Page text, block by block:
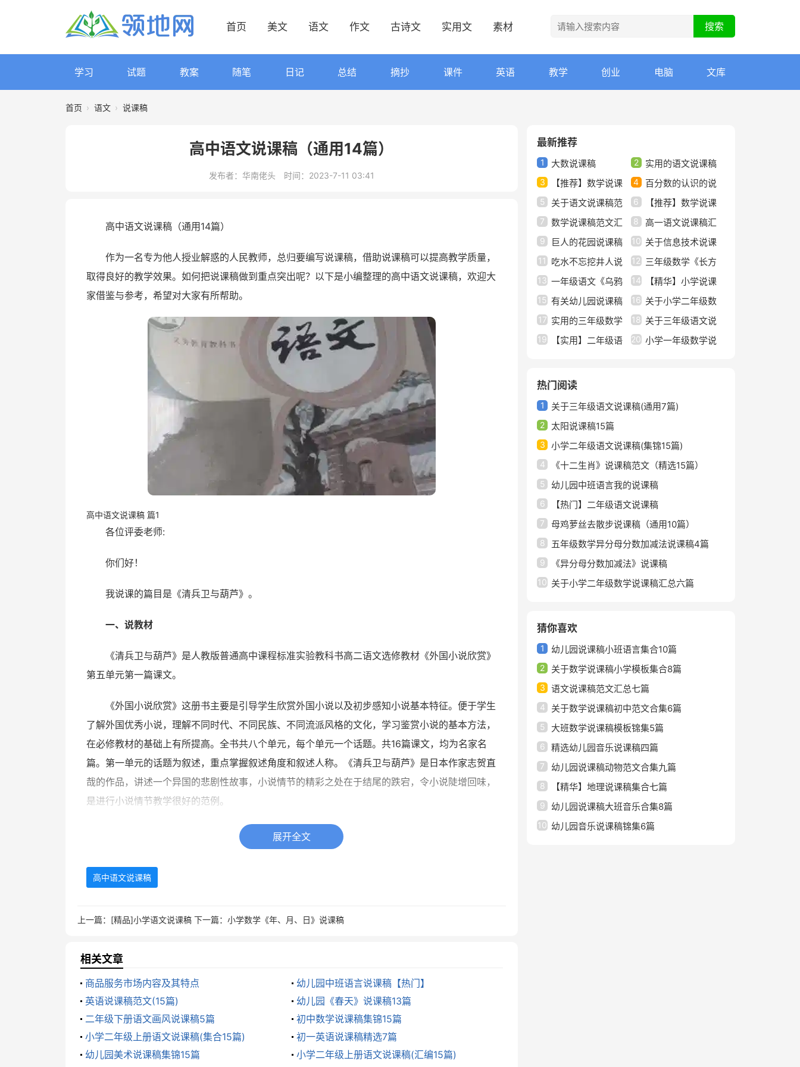
首页 美文 语文 作文 古诗文 实用文 素材
学习 试题 教案 随笔 日记 总结 摘抄 课件 英语 教学 创业 电脑 文库
首页 › 语文 › 说课稿
高中语文说课稿（通用14篇）
发布者：华南佬头 时间：2023-7-11 03:41
高中语文说课稿（通用14篇）
作为一名专为他人授业解惑的人民教师，总归要编写说课稿，借助说课稿可以提高教学质量，
取得良好的教学效果。如何把说课稿做到重点突出呢？以下是小编整理的高中语文说课稿，欢迎大
家借鉴与参考，希望对大家有所帮助。
高中语文说课稿 篇1
各位评委老师:
你们好！
我说课的篇目是《清兵卫与葫芦》。
一、说教材
《清兵卫与葫芦》是人教版普通高中课程标准实验教科书高二语文选修教材《外国小说欣赏》
第五单元第一篇课文。
《外国小说欣赏》这册书主要是引导学生欣赏外国小说以及初步感知小说基本特征。便于学生
了解外国优秀小说，理解不同时代、不同民族、不同流派风格的文化，学习鉴赏小说的基本方法，
在必修教材的基础上有所提高。全书共八个单元，每个单元一个话题。共16篇课文，均为名家名
篇。第一单元的话题为叙述，重点掌握叙述角度和叙述人称。《清兵卫与葫芦》是日本作家志贺直
哉的作品，讲述一个异国的悲剧性故事，小说情节的精彩之处在于结尾的跌宕，令小说陡增回味，
是进行小说情节教学很好的范例。
家及其国别和代表作
普通高中《语文课程标准》（实验）中要求：1、培养学生阅读小说的兴趣，提高文学修养。
言，深入领会作品内涵，把握人物性格特征，5、注意从不同角度和层面解读小说；6、倡导自
主、合作、探究的学习方式。
教学参考书中确定的第五单元教学目标：
1、领会作品的内容与题旨
2、理解故事与情节的关系，认识情节生发的途径及效果；
展开全文
高中语文说课稿
上一篇： [精品]小学语文说课稿 下一篇： 小学数学《年、月、日》说课稿
相关文章
商品服务市场内容及其特点
幼儿园中班语言说课稿【热门】
英语说课稿范文(15篇)
幼儿园《春天》说课稿13篇
二年级下册语文画风说课稿5篇
初中数学说课稿集锦15篇
小学二年级上册语文说课稿(集合15篇)
初一英语说课稿精选7篇
幼儿园美术说课稿集锦15篇
小学二年级上册语文说课稿(汇编15篇)
最新推荐
1 大数说课稿 2
实用的语文说课稿
范文集合6篇
3
【推荐】数学说课
稿范文汇总7篇
4
百分数的认识的说
课稿
5
关于语文说课稿范
文锦集9篇
6
【推荐】数学说课
稿小学范文集合8篇
7
数学说课稿范文汇
编八篇
8
高一语文说课稿汇
编十篇
9
巨人的花园说课稿
模板合集六篇
10 关于信息技术说课
稿模板五篇
11
吃水不忘挖井人说
课稿
12 三年级数学《长方
形正方形面积计算》说
课稿
13 一年级语文《乌鸦
喝水》说课稿
14
【精华】小学说课
稿范文合集六篇
15 有关幼儿园说课稿
大班语言模板汇总五篇
16 关于小学二年级数
学说课稿汇总六篇
17 实用的三年级数学
说课稿模板集合7篇
18 关于三年级语文说
课稿范文集锦六篇
19
【实用】二年级语
20 小学一年级数学说
热门阅读
1 关于三年级语文说课稿(通用7篇)
2 太阳说课稿15篇
3 小学二年级语文说课稿(集锦15篇)
4 《十二生肖》说课稿范文（精选15篇）
5 幼儿园中班语言我的说课稿
6 【热门】二年级语文说课稿
7 母鸡萝丝去散步说课稿（通用10篇）
8 五年级数学异分母分数加减法说课稿4篇
9 《异分母分数加减法》说课稿
10 关于小学二年级数学说课稿汇总六篇
猜你喜欢
1 幼儿园说课稿小班语言集合10篇
2 关于数学说课稿小学模板集合8篇
3 语文说课稿范文汇总七篇
4 关于数学说课稿初中范文合集6篇
5 大班数学说课稿模板锦集5篇
6 精选幼儿园音乐说课稿四篇
7 幼儿园说课稿动物范文合集九篇
8 【精华】地理说课稿集合七篇
9 幼儿园说课稿大班音乐合集8篇
10 幼儿园音乐说课稿锦集6篇